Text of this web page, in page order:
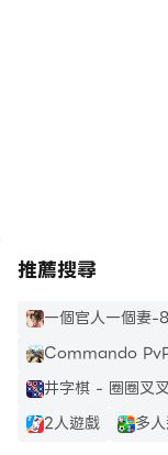
=>最佳FPS射手槍
=>沉浸式3D環境
=>訓練有素的突
=>令人難以置信
正的FPS突擊遊戲
=>輕鬆的反恐怖
推薦搜尋
一個官人一個妻-
Commando
井字棋 - 圈圈叉
2人遊戲
多